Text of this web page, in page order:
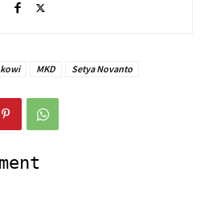
MKD Setya Novanto